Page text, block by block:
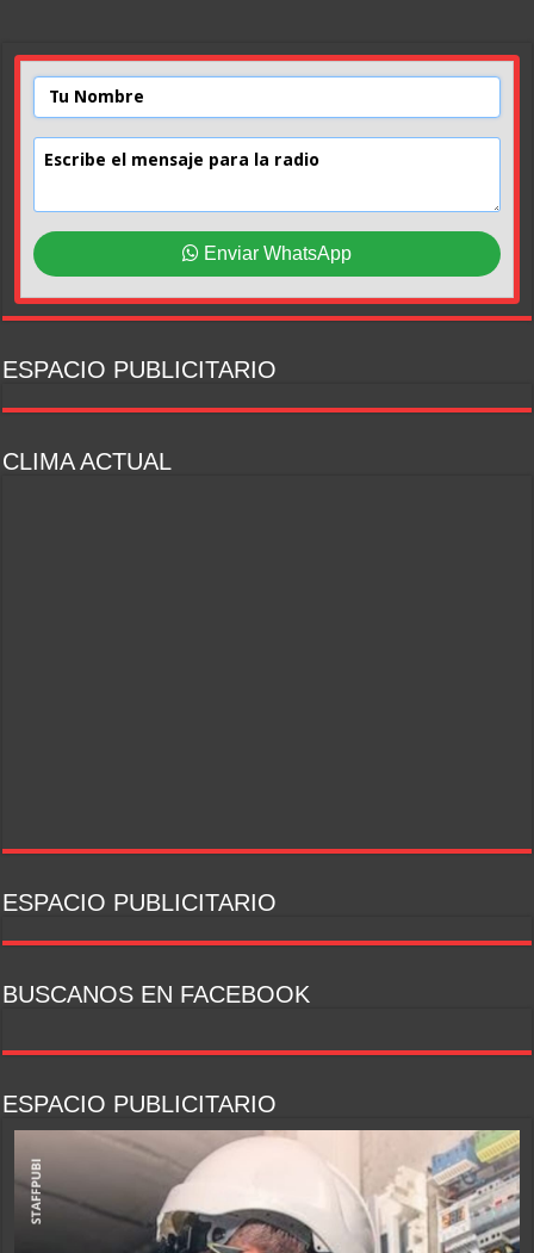
Enviar WhatsApp
ESPACIO PUBLICITARIO
CLIMA ACTUAL
ESPACIO PUBLICITARIO
BUSCANOS EN FACEBOOK
ESPACIO PUBLICITARIO